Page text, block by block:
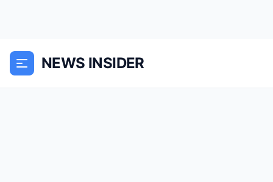
NEWS INSIDER